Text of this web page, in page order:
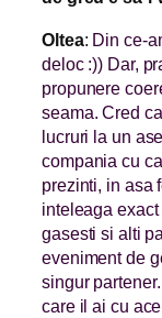
Oltea: Din ce-
deloc :)) Dar,
propunere
seama. Cred
lucruri la un
compania cu
prezinti, in asa
inteleaga
gasesti si alti
eveniment de
singur
care il ai cu